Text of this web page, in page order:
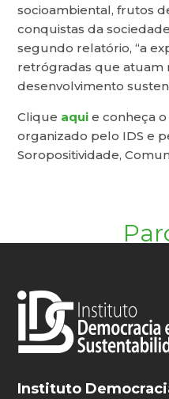
socioambiental, frutos
conquistas da
segundo relatório, “a
retrógradas que atuam
desenvolvimento
Clique aqui e conheça
organizado pelo IDS e
Soropositividade,
Instituto